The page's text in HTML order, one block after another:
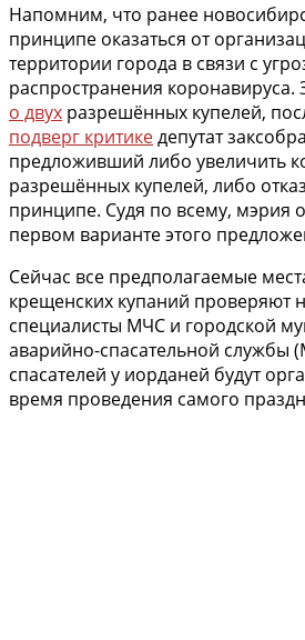
Напомним, что ранее
принципе оказаться от
территории города в связи с
распространения коронавируса.
о двух разрешённых купелей,
подверг критикедепутат
предложивший либо увеличить
разрешённых купелей, либо
принципе. Судя по всему, мэрия
первом варианте этого
Сейчас все предполагаемые
крещенских купаний проверяют
специалисты МЧС и городской
аварийно-спасательной службы
спасателей у иорданей будут
время проведения самого